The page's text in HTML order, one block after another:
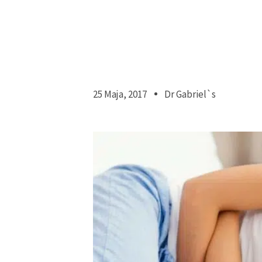
25 Maja, 2017 Dr Gabriel`s